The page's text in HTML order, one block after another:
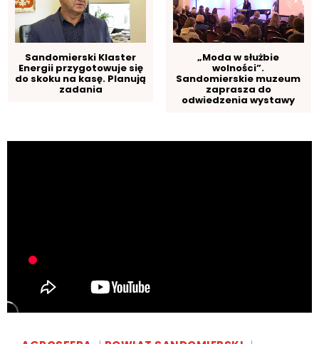
Sandomierski Klaster
Energii przygotowuje się
do skoku na kasę. Planują
zadania
„Moda w służbie
wolności”.
Sandomierskie muzeum
zaprasza do
odwiedzenia wystawy